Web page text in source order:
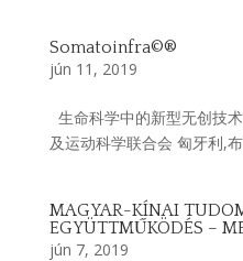
Somatoinfra©®
jún 11, 2019
生命科学中的新型无创技
及运动科学联合会 匈牙利,
MAGYAR-KÍNAI
EGYÜTTMŰKÖDÉS –
jún 7, 2019